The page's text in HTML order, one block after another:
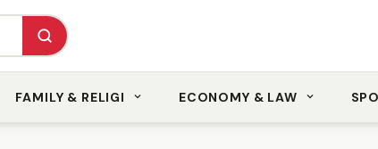
FAMILY & RELIGI ECONOMY & LAW